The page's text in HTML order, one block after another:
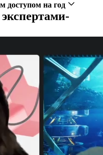
доступом на год